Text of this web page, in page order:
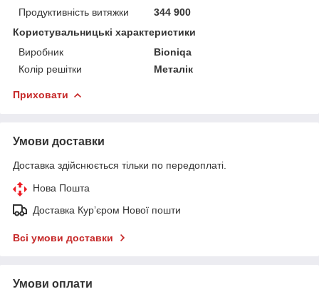
Продуктивність витяжки
344 900
Користувальницькі характеристики
Виробник
Bioniqa
Колір решітки
Металік
Приховати
Умови доставки
Доставка здійснюється тільки по передоплаті.
Нова Пошта
Доставка Курʼєром Нової пошти
Всі умови доставки
Умови оплати